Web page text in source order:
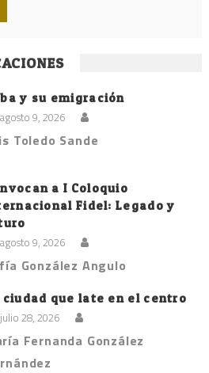
y su emigración
agosto 9, 2026
Toledo Sande
a I Coloquio
Fidel: Legado y
agosto 9, 2026
González Angulo
ciudad que late en el centro
julio 28, 2026
Fernanda González